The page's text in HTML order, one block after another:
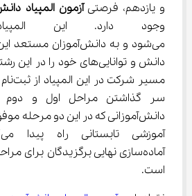
و یازدهم، فرصتی آزمون المپیاد
وجود دارد. این
دانش و توانایی‌های خود را
مسیر
دانش‌آموزانی که در این دو مرحله
آماده‌سازی نهایی برگزیدگان برای
است.